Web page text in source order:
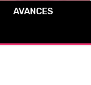
CÓMICS
AVANCES